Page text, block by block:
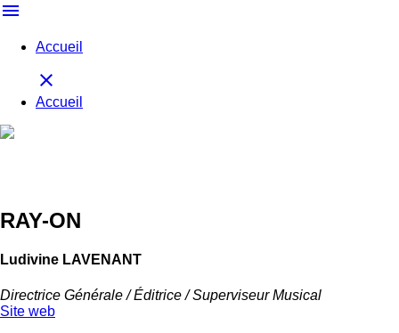
menu
Accueil
close
Accueil
RAY-ON
Ludivine LAVENANT
Directrice Générale / Éditrice / Superviseur Musical
Site web